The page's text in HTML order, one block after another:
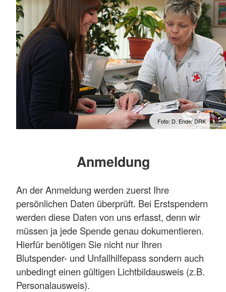
Foto: D. Ende/ DRK
Anmeldung
An der Anmeldung werden zuerst Ihre
persönlichen Daten überprüft. Bei Erstspendern
werden diese Daten von uns erfasst, denn wir
müssen ja jede Spende genau dokumentieren.
Hierfür benötigen Sie nicht nur Ihren
Blutspender- und Unfallhilfepass sondern auch
unbedingt einen gültigen Lichtbildausweis (z.B.
Personalausweis).